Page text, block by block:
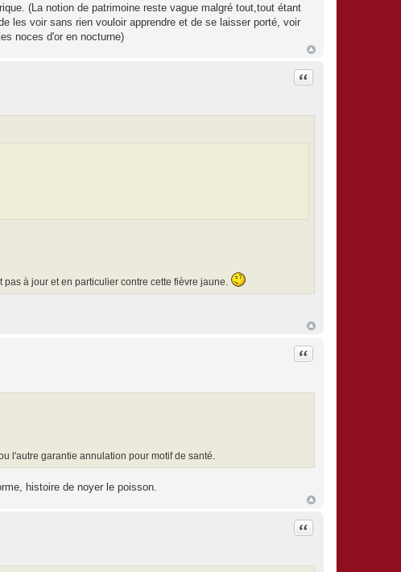
(La notion de patrimoine reste vague malgré tout,tout étant
les voir sans rien vouloir apprendre et de se laisser porté, voir
noces d'or en nocturne)
Citation
à jour et en particulier contre cette fièvre jaune.
Citation
l'autre garantie annulation pour motif de santé.
histoire de noyer le poisson.
Citation